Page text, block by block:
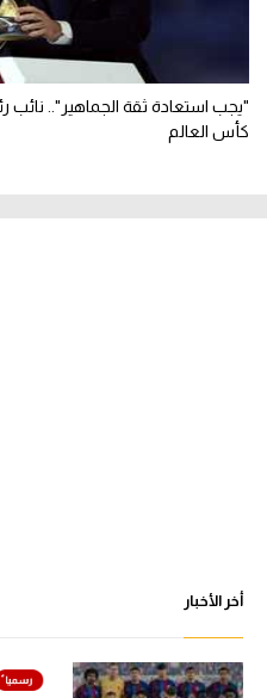
"يجب استعادة ثقة الجماهير".. نائب
كأس العالم
أخر الأخبار